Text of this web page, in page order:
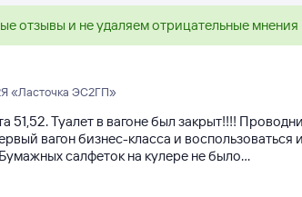
отзывы и не удаляем отрицательные мнения
«Ласточка ЭС2ГП»
51,52. Туалет в вагоне был закрыт!!!!
вагон бизнес-класса и
салфеток на кулере не было...